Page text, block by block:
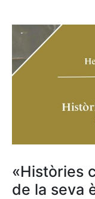
«Històries
de la seva